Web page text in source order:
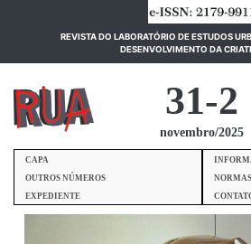
REVISTA DO LABORATÓRIO DE ESTUDOS
DESENVOLVIMENTO DA
31-2
novembro/2025
CAPA
OUTROS NÚMEROS
EXPEDIENTE